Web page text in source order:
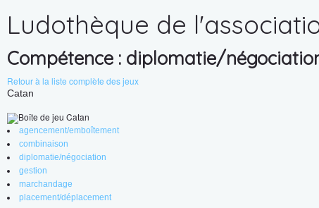
Ludothèque de
Compétence : diplomatie/
Retour à la liste complète des jeux
Catan
agencement/emboîtement
combinaison
diplomatie/négociation
gestion
marchandage
placement/déplacement